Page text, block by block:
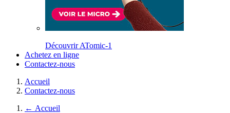
Découvrir ATomic-1
Achetez en ligne
Contactez-nous
Accueil
Contactez-nous
← Accueil